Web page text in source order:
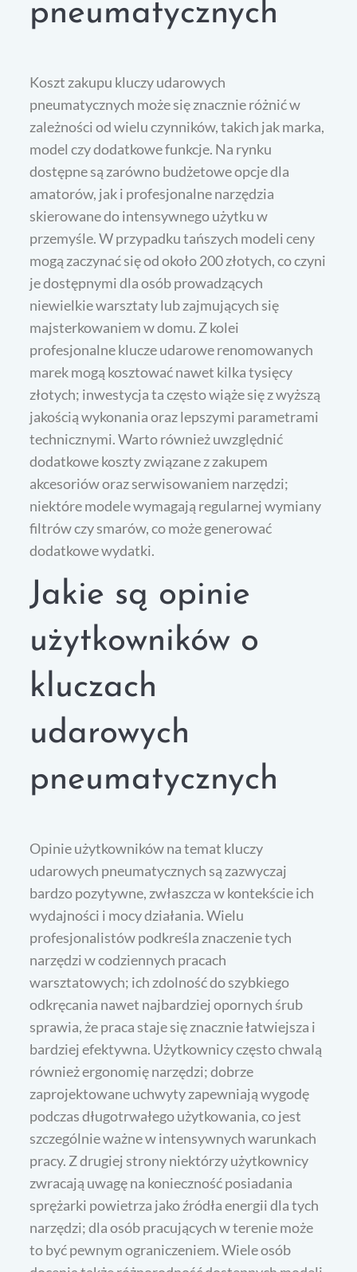
pneumatycznych
Koszt zakupu kluczy udarowych
pneumatycznych może się znacznie różnić w
zależności od wielu czynników, takich jak marka,
model czy dodatkowe funkcje. Na rynku
dostępne są zarówno budżetowe opcje dla
amatorów, jak i profesjonalne narzędzia
skierowane do intensywnego użytku w
przemyśle. W przypadku tańszych modeli ceny
mogą zaczynać się od około 200 złotych, co czyni
je dostępnymi dla osób prowadzących
niewielkie warsztaty lub zajmujących się
majsterkowaniem w domu. Z kolei
profesjonalne klucze udarowe renomowanych
marek mogą kosztować nawet kilka tysięcy
złotych; inwestycja ta często wiąże się z wyższą
jakością wykonania oraz lepszymi parametrami
technicznymi. Warto również uwzględnić
dodatkowe koszty związane z zakupem
akcesoriów oraz serwisowaniem narzędzi;
niektóre modele wymagają regularnej wymiany
filtrów czy smarów, co może generować
dodatkowe wydatki.
Jakie są opinie
użytkowników o
kluczach
udarowych
pneumatycznych
Opinie użytkowników na temat kluczy
udarowych pneumatycznych są zazwyczaj
bardzo pozytywne, zwłaszcza w kontekście ich
wydajności i mocy działania. Wielu
profesjonalistów podkreśla znaczenie tych
narzędzi w codziennych pracach
warsztatowych; ich zdolność do szybkiego
odkręcania nawet najbardziej opornych śrub
sprawia, że praca staje się znacznie łatwiejsza i
bardziej efektywna. Użytkownicy często chwalą
również ergonomię narzędzi; dobrze
zaprojektowane uchwyty zapewniają wygodę
podczas długotrwałego użytkowania, co jest
szczególnie ważne w intensywnych warunkach
pracy. Z drugiej strony niektórzy użytkownicy
zwracają uwagę na konieczność posiadania
sprężarki powietrza jako źródła energii dla tych
narzędzi; dla osób pracujących w terenie może
to być pewnym ograniczeniem. Wiele osób